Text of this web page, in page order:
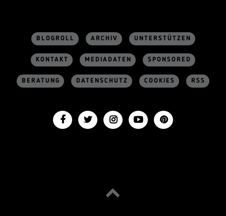
BLOGROLL ARCHIV UNTERSTÜTZEN
KONTAKT MEDIADATEN SPONSORED
BERATUNG DATENSCHUTZ COOKIES RSS